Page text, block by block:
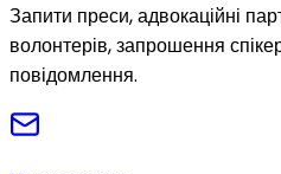
Запити преси, адвокаційні
волонтерів, запрошення
повідомлення.